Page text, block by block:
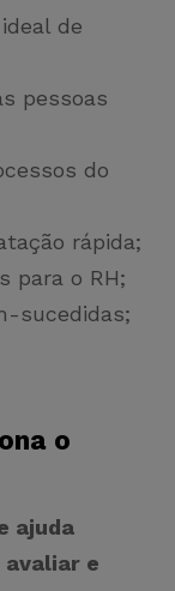
de
pessoas
do
rápida;
para o RH;
sucedidas;
o
ajuda
e